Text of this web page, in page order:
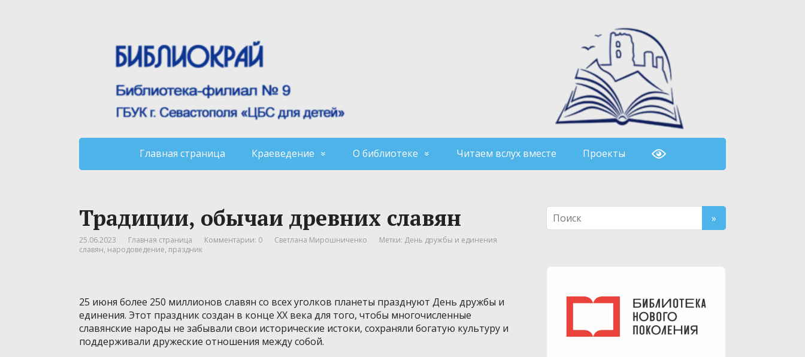
Главная страница Краеведение О библиотеке Читаем вслух вместе Проекты
Традиции, обычаи древних славян
25.06.2023 Главная страница Комментарии: 0 Светлана Мирошниченко Метки: День дружбы и единения
славян, народоведение, праздник
25 июня более 250 миллионов славян со всех уголков планеты празднуют День дружбы и
единения. Этот праздник создан в конце XX века для того, чтобы многочисленные
славянские народы не забывали свои исторические истоки, сохраняли богатую культуру и
поддерживали дружеские отношения между собой.